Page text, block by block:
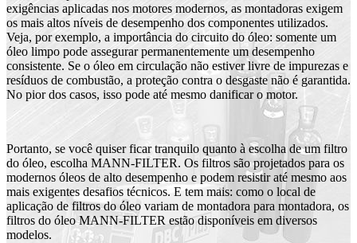
exigências aplicadas nos motores modernos, as montadoras exigem
os mais altos níveis de desempenho dos componentes utilizados.
Veja, por exemplo, a importância do circuito do óleo: somente um
óleo limpo pode assegurar permanentemente um desempenho
consistente. Se o óleo em circulação não estiver livre de impurezas e
resíduos de combustão, a proteção contra o desgaste não é garantida.
No pior dos casos, isso pode até mesmo danificar o motor.
Portanto, se você quiser ficar tranquilo quanto à escolha de um filtro
do óleo, escolha MANN-FILTER. Os filtros são projetados para os
modernos óleos de alto desempenho e podem resistir até mesmo aos
mais exigentes desafios técnicos. E tem mais: como o local de
aplicação de filtros do óleo variam de montadora para montadora, os
filtros do óleo MANN-FILTER estão disponíveis em diversos
modelos.